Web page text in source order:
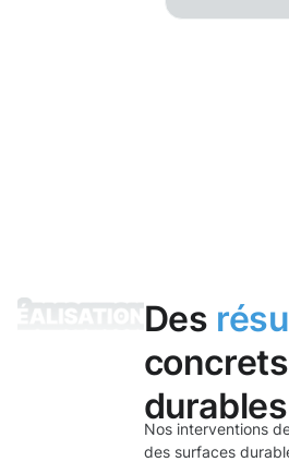
Des
durables
Nos interventions
des surfaces